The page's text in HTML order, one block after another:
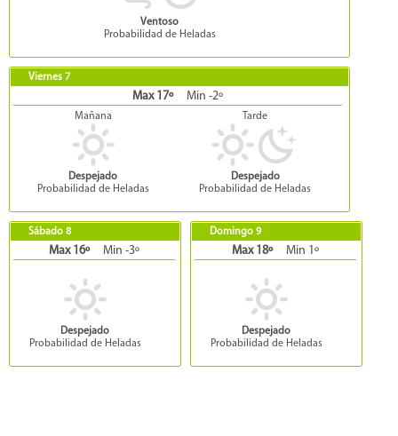
Ventoso
Probabilidad de Heladas
Viernes 7
Max 17º Min -2º
Mañana
Despejado
Probabilidad de Heladas
Tarde
Despejado
Probabilidad de Heladas
Sábado 8
Max 16º Min -3º
Despejado
Probabilidad de Heladas
Domingo 9
Max 18º Min 1º
Despejado
Probabilidad de Heladas